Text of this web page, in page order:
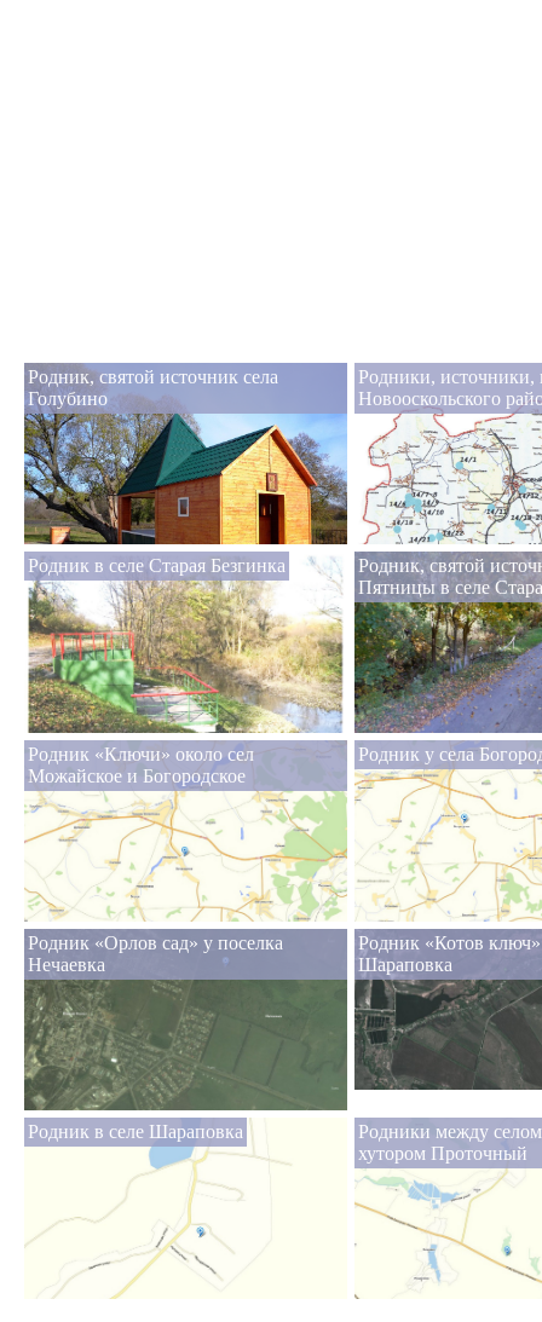
Родник, святой источник села
Голубино
Родники,
Новооскольского
Родник в селе Старая Безгинка
Родник, святой
Пятницы в селе
Родник «Ключи» около сел
Можайское и Богородское
Родник у села
Родник «Орлов сад» у поселка
Нечаевка
Родник «Котов ключ»
Шараповка
Родник в селе Шараповка
Родники между
хутором Проточный